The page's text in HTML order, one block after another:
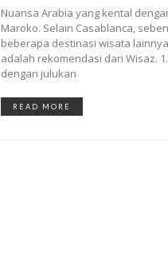
Nuansa Arabia yang kental
Maroko. Selain Casablanca,
beberapa destinasi wisata
adalah rekomendasi dari Wisaz.
dengan julukan
READ MORE